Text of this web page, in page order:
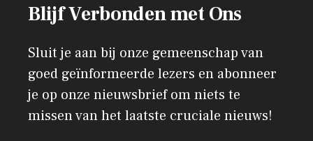
Blijf Verbonden met Ons
Sluit je aan bij onze gemeenschap van
goed geïnformeerde lezers en abonneer
je op onze nieuwsbrief om niets te
missen van het laatste cruciale nieuws!